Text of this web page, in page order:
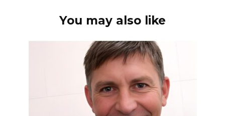
You may also like